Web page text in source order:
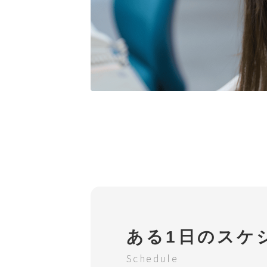
ある1日のスケ
Schedule